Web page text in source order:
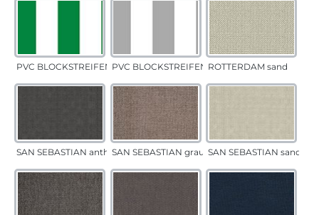
PVC BLOCKSTREIFEN grünPVC BLOCKSTREIFEN grauROTTERDAM sand
SAN SEBASTIAN anthrazitSAN SEBASTIAN grau-sandSAN SEBASTIAN sand